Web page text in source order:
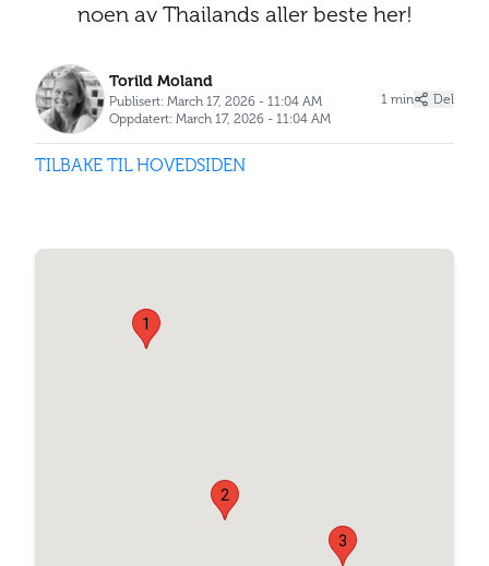
noen av Thailands aller beste her!
Torild Moland
Publisert: March 17, 2026 - 11:04 AM
Oppdatert: March 17, 2026 - 11:04 AM
1 min Del
TILBAKE TIL HOVEDSIDEN
1
2
3